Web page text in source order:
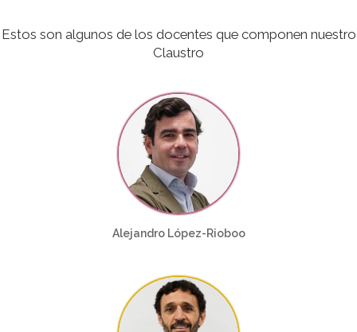
Estos son algunos de los docentes que componen nuestro
Claustro
Alejandro López-Rioboo